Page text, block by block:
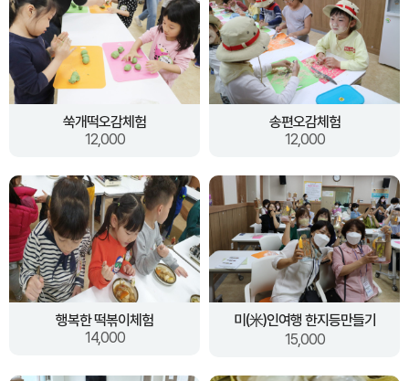
쑥개떡오감체험
12,000
송편오감체험
12,000
행복한 떡볶이체험
14,000
미(米)인여행 한지등만들기
15,000